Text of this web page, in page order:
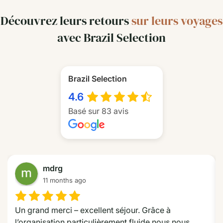
Ministère des Affaires étrangères,le théâtrePedro
l’imposant palais présidentiel de l’Aurore
ou encore l’audacieux pontJuscelino
Découvrez leurs retourssur leurs voyages
avec Brazil Selection
Brazil Selection
4.6
Basé sur 83 avis
mdrg
11 months ago
Un grand merci – excellent séjour. Grâce à